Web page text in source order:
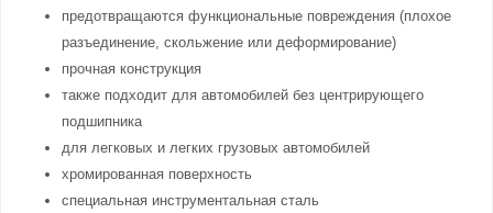
предотвращаются функциональные повреждения (плохое
разъединение, скольжение или деформирование)
прочная конструкция
также подходит для автомобилей без центрирующего
подшипника
для легковых и легких грузовых автомобилей
хромированная поверхность
специальная инструментальная сталь